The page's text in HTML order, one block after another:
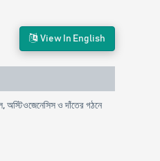
View In English
অস্টিওজেনেসিস ও দাঁতের গঠনে